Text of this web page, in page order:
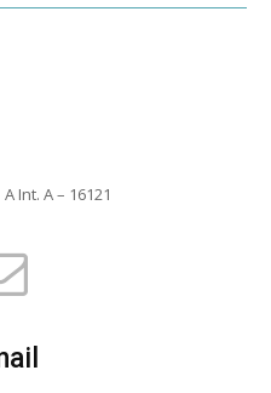
Int. A – 16121